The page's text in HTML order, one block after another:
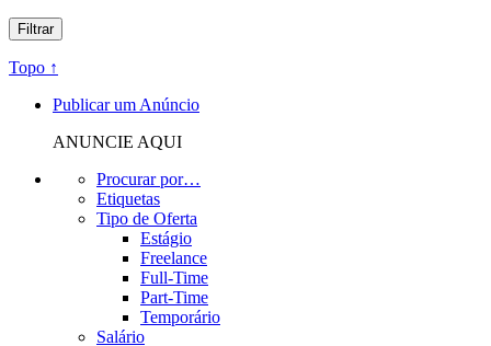
Topo ↑
Publicar um Anúncio
ANUNCIE AQUI
Procurar por…
Etiquetas
Tipo de Oferta
Estágio
Freelance
Full-Time
Part-Time
Temporário
Salário